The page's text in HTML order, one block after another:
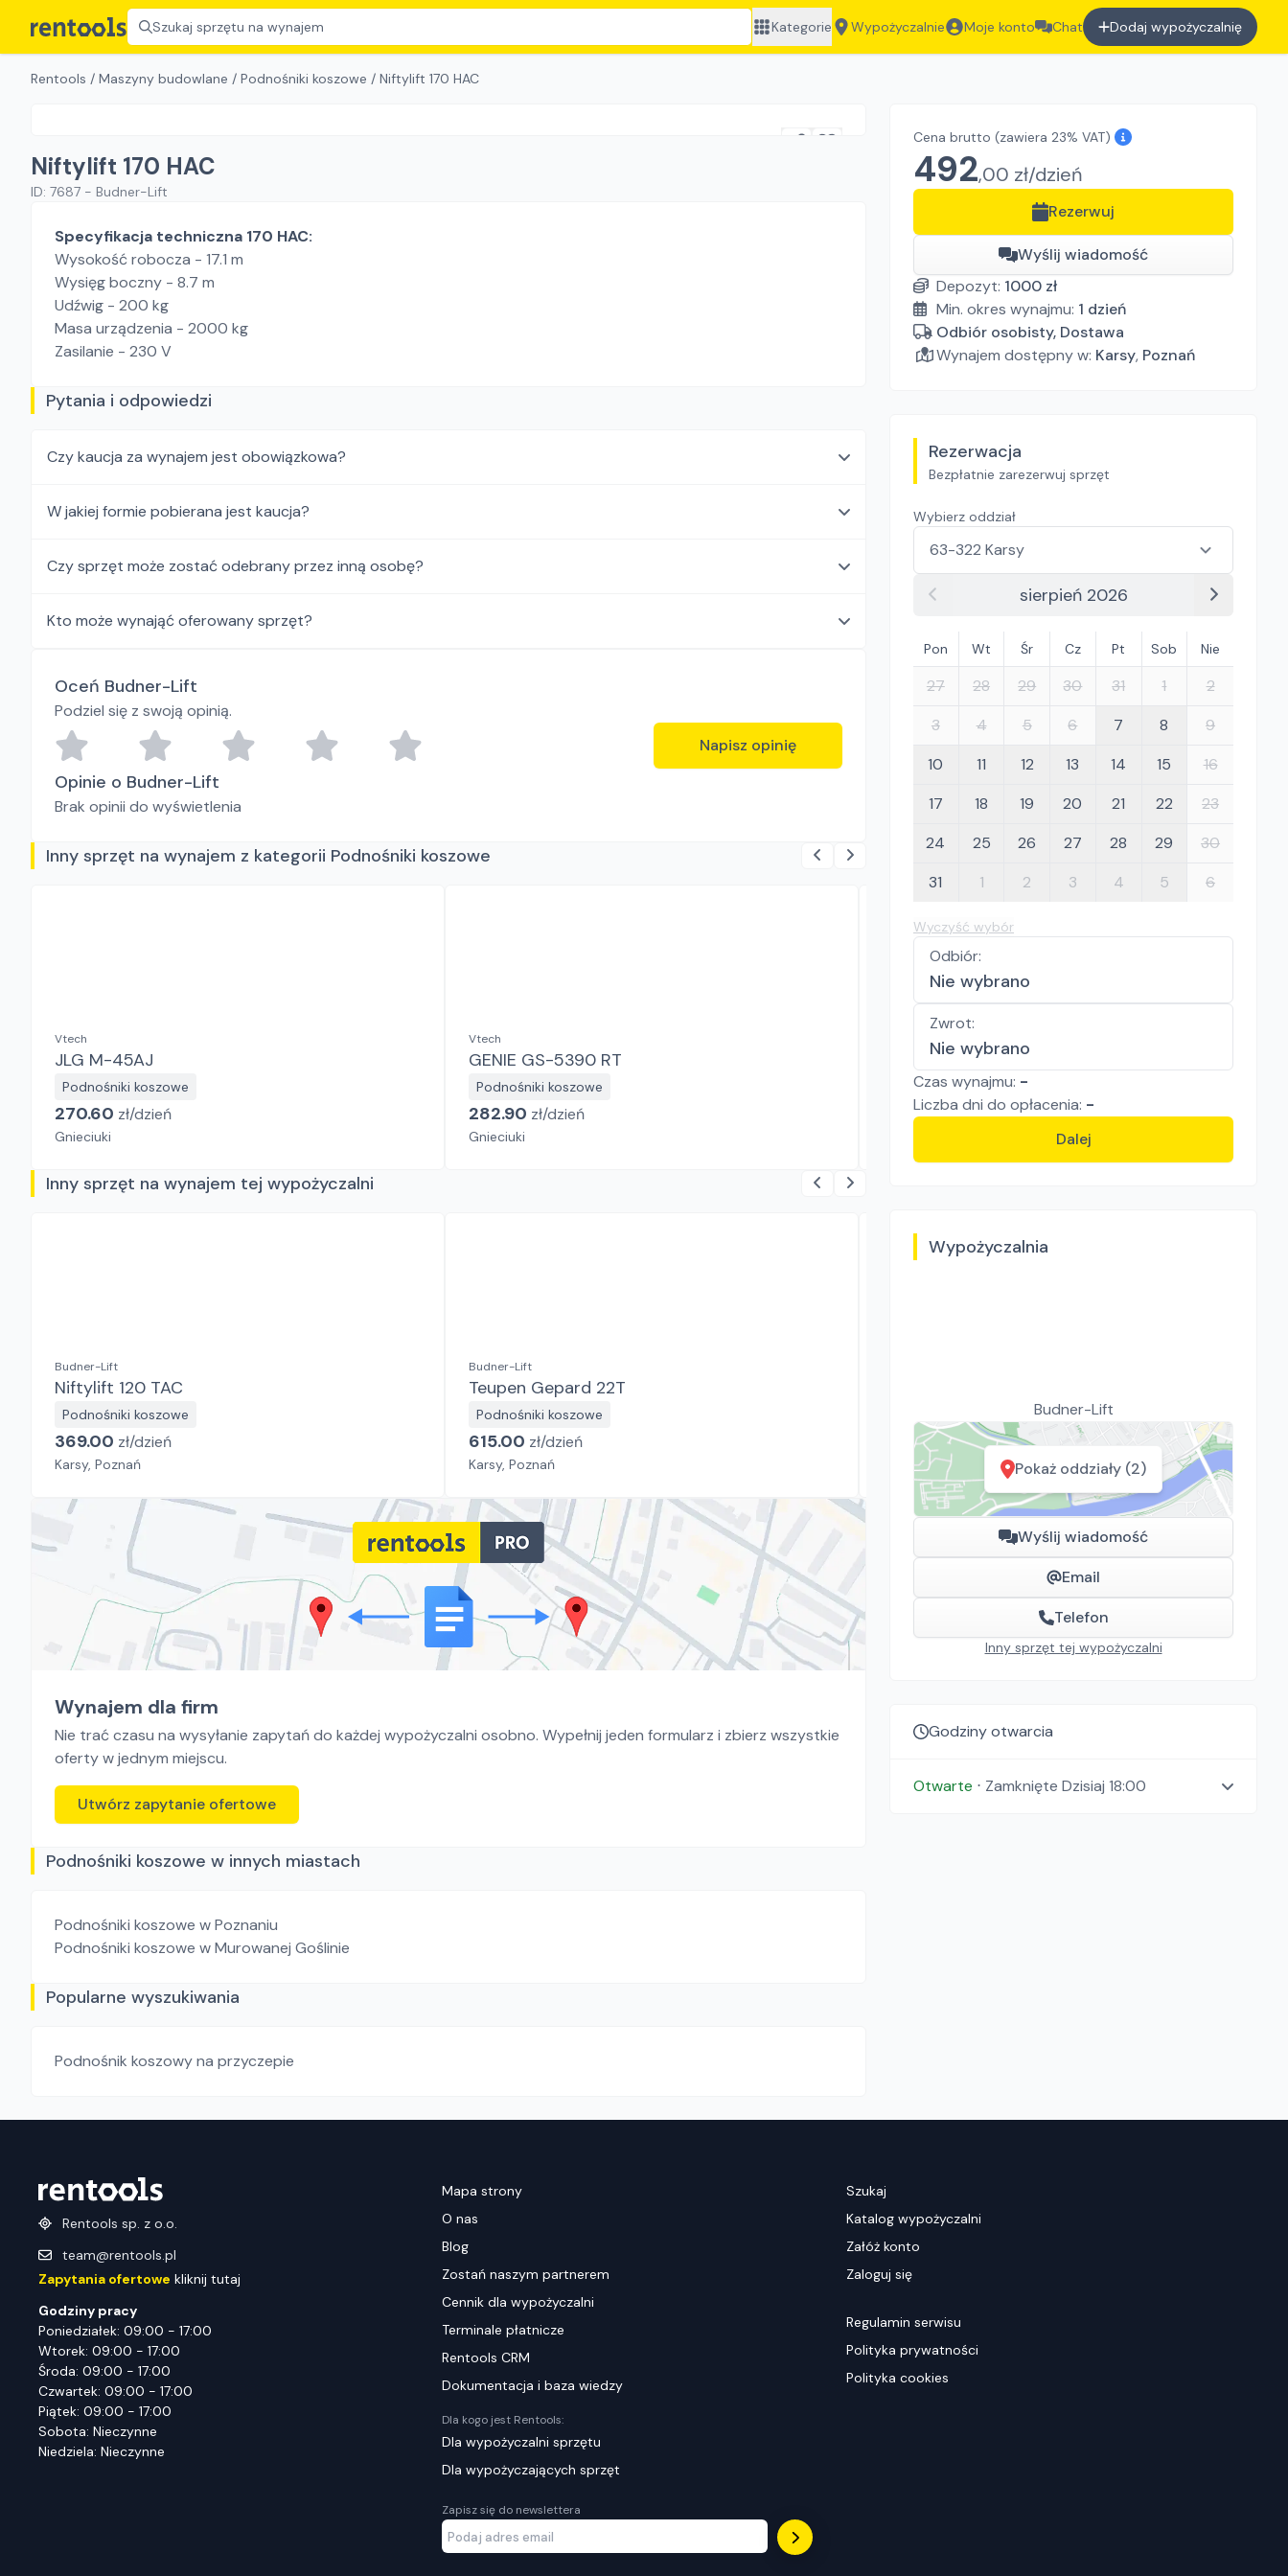
Szukaj sprzętu na wynajem Kategorie Wypożyczalnie Moje konto Chat Dodaj wypożyczalnię
Rentools / Maszyny budowlane / Podnośniki koszowe / Niftylift 170 HAC
Niftylift 170 HAC
ID: 7687 - Budner-Lift
Cena brutto (zawiera 23% VAT)
492,00 zł/dzień
Rezerwuj
Wyślij wiadomość
Depozyt: 1000 zł
Min. okres wynajmu: 1 dzień
Odbiór osobisty, Dostawa
Wynajem dostępny w: Karsy, Poznań
Rezerwacja
Bezpłatnie zarezerwuj sprzęt
Wybierz oddział
sierpień 2026
Pon Wt Śr Cz Pt Sob Nie
27 28 29 30 31 1
2
3
4 5 6 7 8
9
10
11 12 13 14 15
16
17
18 19 20 21 22
23
24
25 26 27 28 29
30
31
1 2 3 4 5 6
Wyczyść wybór
Odbiór:
Nie wybrano
Zwrot:
Nie wybrano
Czas wynajmu: -
Liczba dni do opłacenia: -
Dalej
Wypożyczalnia
Budner-Lift
Pokaż oddziały (2)
Wyślij wiadomość
Email
Telefon
Inny sprzęt tej wypożyczalni
Godziny otwarcia
Otwarte ⋅ Zamknięte Dzisiaj 18:00
Specyfikacja techniczna 170 HAC:
Wysokość robocza - 17.1 m
Wysięg boczny - 8.7 m
Udźwig - 200 kg
Masa urządzenia - 2000 kg
Zasilanie - 230 V
Pytania i odpowiedzi
Czy kaucja za wynajem jest obowiązkowa?
W jakiej formie pobierana jest kaucja?
Czy sprzęt może zostać odebrany przez inną osobę?
Kto może wynająć oferowany sprzęt?
Oceń Budner-Lift
Podziel się z swoją opinią.
Napisz opinię
Opinie o Budner-Lift
Brak opinii do wyświetlenia
Inny sprzęt na wynajem z kategorii Podnośniki koszowe
Vtech
JLG M-45AJ
Podnośniki koszowe
270.60 zł/dzień
Gnieciuki
Vtech
GENIE GS-5390 RT
Podnośniki koszowe
282.90 zł/dzień
Gnieciuki
GENIE GS-4390 RT GS-4390 RT
Podnośniki koszowe
258.30zł/dzień
Inny sprzęt na wynajem tej wypożyczalni
Budner-Lift
Niftylift 120 TAC
Podnośniki koszowe
369.00 zł/dzień
Karsy, Poznań
Budner-Lift
Teupen Gepard 22T
Podnośniki koszowe
615.00 zł/dzień
Karsy, Poznań
492.00zł/dzień
Karsy, Poznań
Wynajem dla firm
Nie trać czasu na wysyłanie zapytań do każdej wypożyczalni osobno. Wypełnij jeden formularz i zbierz wszystkie
oferty w jednym miejscu.
Utwórz zapytanie ofertowe
Podnośniki koszowe w innych miastach
Podnośniki koszowe w Poznaniu
Podnośniki koszowe w Murowanej Goślinie
Popularne wyszukiwania
Podnośnik koszowy na przyczepie
Rentools sp. z o.o.
team@rentools.pl
Zapytania ofertowe kliknij tutaj
Godziny pracy
Poniedziałek: 09:00 - 17:00
Wtorek: 09:00 - 17:00
Środa: 09:00 - 17:00
Czwartek: 09:00 - 17:00
Piątek: 09:00 - 17:00
Sobota: Nieczynne
Niedziela: Nieczynne
Mapa strony
O nas
Blog
Zostań naszym partnerem
Cennik dla wypożyczalni
Terminale płatnicze
Rentools CRM
Dokumentacja i baza wiedzy
Dla kogo jest Rentools:
Dla wypożyczalni sprzętu
Dla wypożyczających sprzęt
Zapisz się do newslettera
Szukaj
Katalog wypożyczalni
Załóż konto
Zaloguj się
Regulamin serwisu
Polityka prywatności
Polityka cookies